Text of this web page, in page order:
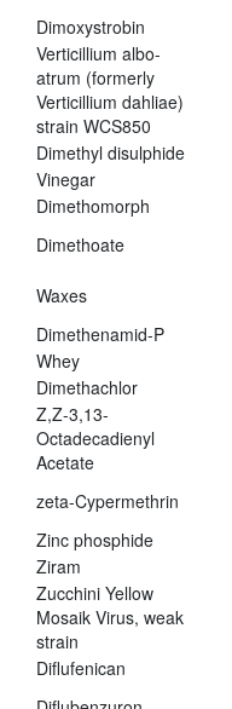
Dimoxystrobin
Verticillium albo-
atrum (formerly
Verticillium dahliae)
strain WCS850
Dimethyl disulphide
Vinegar
Dimethomorph
Dimethoate
Waxes
Dimethenamid-P
Whey
Dimethachlor
Z,Z-3,13-
Octadecadienyl
Acetate
zeta-Cypermethrin
Zinc phosphide
Ziram
Zucchini Yellow
Mosaik Virus, weak
strain
Diflufenican